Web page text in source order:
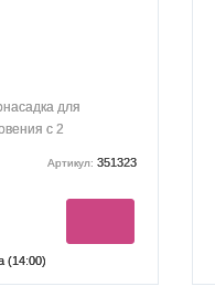
для
с 2
Артикул: 351323
(14:00)